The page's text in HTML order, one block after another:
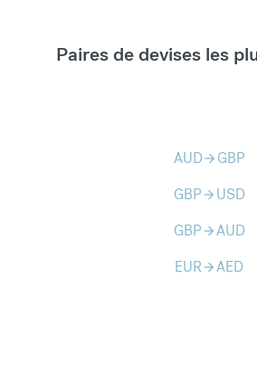
Paires de devises les
AUDarrow_forward GBP
GBParrow_forward USD
GBParrow_forwardAUD
EURarrow_forwardAED